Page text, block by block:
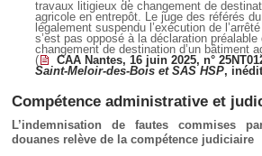
travaux litigieux de changement de
agricole en entrepôt. Le juge des référés
légalement suspendu l’exécution de
s’est pas opposé à la déclaration
changement de destination d’un bâtiment
(
CAA Nantes, 16 juin 2025, n°
Saint-Meloir-des-Bois et SAS HSP,
Compétence administrative et
L’indemnisation de fautes commises
douanes relève de la compétence judiciaire